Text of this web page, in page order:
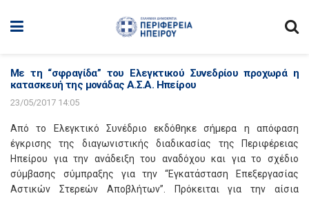
Με τη “σφραγίδα” του Ελεγκτικού Συνεδρίου προχωρά η
κατασκευή της μονάδας Α.Σ.Α. Ηπείρου
23/05/2017 14:05
Από το Ελεγκτικό Συνέδριο εκδόθηκε σήμερα η απόφαση
έγκρισης της διαγωνιστικής διαδικασίας της Περιφέρειας
Ηπείρου για την ανάδειξη του αναδόχου και για το σχέδιο
σύμβασης σύμπραξης για την “Εγκατάσταση Επεξεργασίας
Αστικών Στερεών Αποβλήτων”. Πρόκειται για την αίσια